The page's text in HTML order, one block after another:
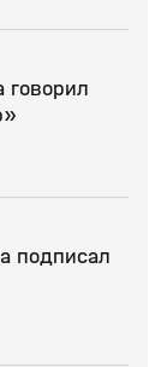
подписал